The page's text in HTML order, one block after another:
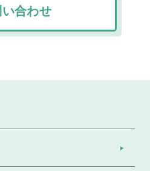
について、ウェブサイ
合わせ